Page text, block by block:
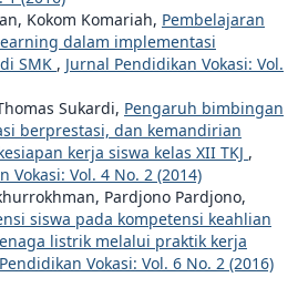
Kokom Komariah, Pembelajaran
dalam implementasi
SMK , Jurnal Pendidikan Vokasi: Vol.
Sukardi, Pengaruh bimbingan
berprestasi, dan kemandirian
kerja siswa kelas XII TKJ ,
Vokasi: Vol. 4 No. 2 (2014)
Pardjono Pardjono,
siswa pada kompetensi keahlian
listrik melalui praktik kerja
Vokasi: Vol. 6 No. 2 (2016)